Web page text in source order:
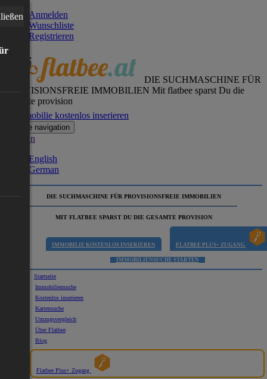
Anmelden
Wunschliste
Registrieren
DIE SUCHMASCHINE FÜR
PROVISIONSFREIE IMMOBILIEN Mit flatbee sparst Du die
gesamte provision
Immobilie kostenlos inserieren
Toggle navigation
German
English
German
DIE SUCHMASCHINE FÜR PROVISIONSFREIE IMMOBILIEN
MIT FLATBEE SPARST DU DIE GESAMTE PROVISION
IMMOBILIE KOSTENLOS INSERIEREN FLATBEE PLUS+ ZUGANG
IMMOBILIENSUCHE STARTEN
Startseite
Immobiliensuche
Kostenlos inserieren
Kartensuche
Umzugsvergleich
Über Flatbee
Blog
Flatbee Plus+ Zugang